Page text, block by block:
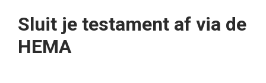
Sluit je testament af via de
HEMA